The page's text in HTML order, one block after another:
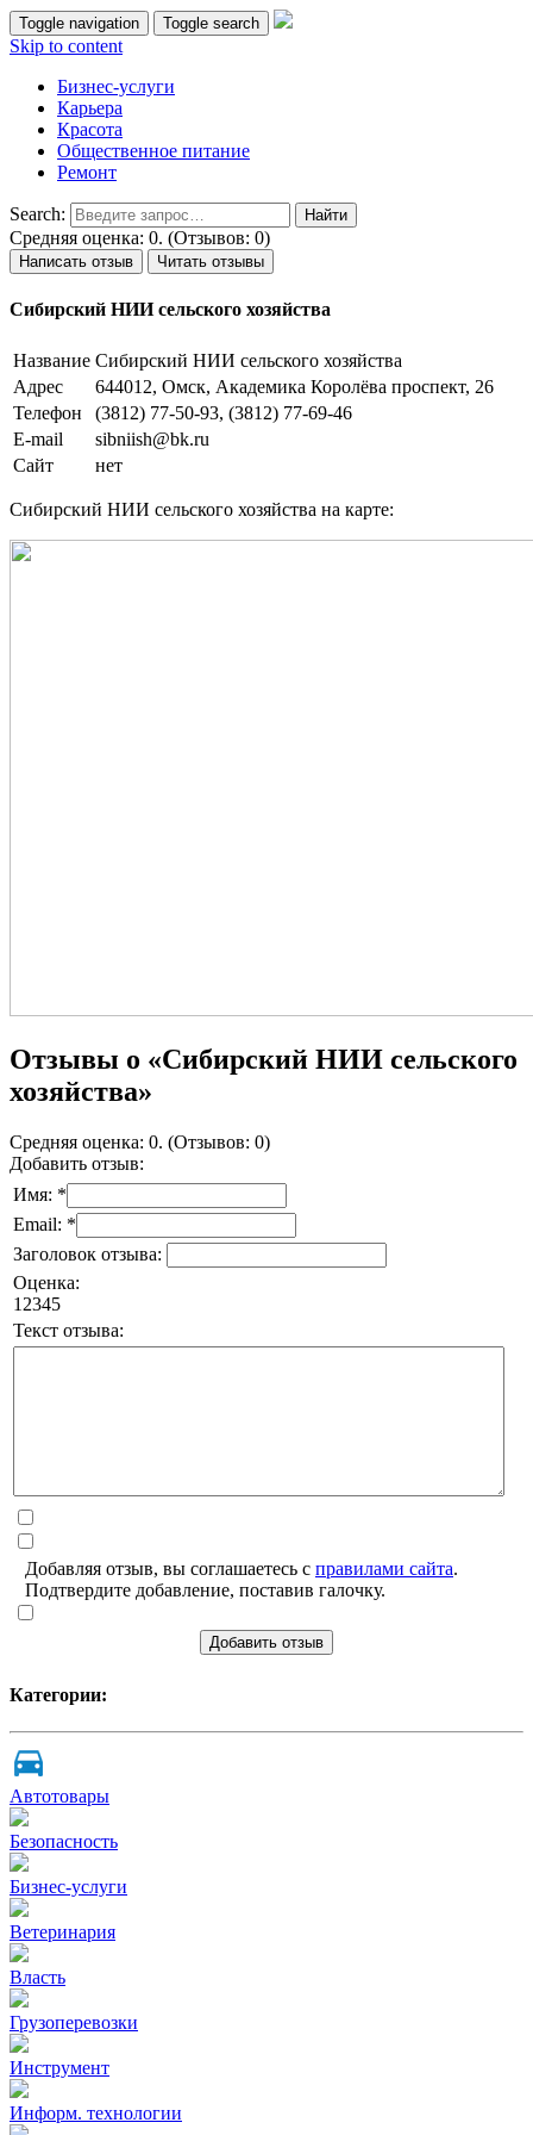
Toggle navigation Toggle search
Skip to content
Бизнес-услуги
Карьера
Красота
Общественное питание
Ремонт
Search:
Средняя оценка: 0. (Отзывов: 0)
Написать отзыв Читать отзывы
Сибирский НИИ сельского хозяйства
Название Сибирский НИИ сельского хозяйства
Адрес
644012, Омск, Академика Королёва проспект, 26
Телефон
(3812) 77-50-93, (3812) 77-69-46
E-mail
sibniish@bk.ru
Сайт
нет
Сибирский НИИ сельского хозяйства на карте:
Отзывы о «Сибирский НИИ сельского
хозяйства»
Средняя оценка: 0. (Отзывов: 0)
Добавить отзыв:
Имя: *
Email: *
Заголовок отзыва:
Оценка:
1 2345
Текст отзыва:
Добавляя отзыв, вы соглашаетесь с правилами сайта.
Подтвердите добавление, поставив галочку.
Добавить отзыв
Категории:
Автотовары
Безопасность
Бизнес-услуги
Ветеринария
Власть
Грузоперевозки
Инструмент
Информ. технологии